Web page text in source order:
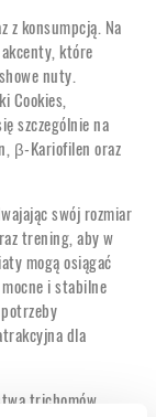
z konsumpcją. Na
które
nuty.
Cookies,
szczególnie na
β-Kariofilen oraz
swój rozmiar
trening, aby w
mogą osiągać
i stabilne
dla
trichomów.